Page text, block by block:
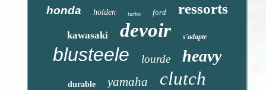
honda holden turbo ford ressorts
kawasaki devoir s'adapte
blusteele lourde heavy
durable yamaha clutch